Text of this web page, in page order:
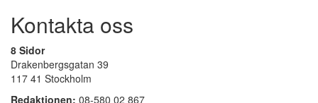
Kontakta oss
8 Sidor
Drakenbergsgatan 39
117 41 Stockholm
Redaktionen: 08-580 02 867